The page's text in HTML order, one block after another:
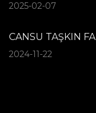
2025-02-07
CANSU TAŞKIN
2024-11-22